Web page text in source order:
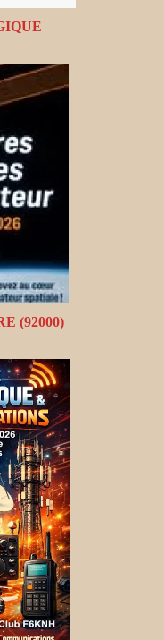
(92000)